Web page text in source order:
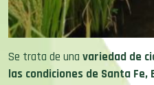
Se trata de una variedad de
las condiciones de Santa